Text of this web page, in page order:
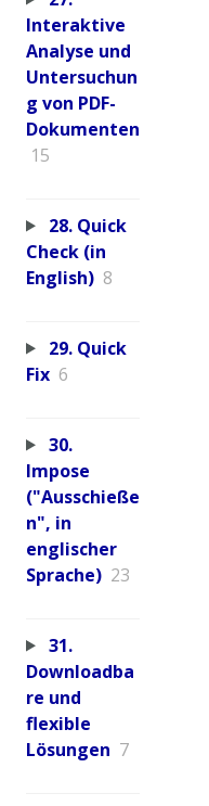
Interaktive
Analyse und
Untersuchun
g von PDF-
Dokumenten
15
28. Quick
Check (in
English) 8
29. Quick
Fix 6
30.
Impose
("Ausschieße
n", in
englischer
Sprache) 23
31.
Downloadba
re und
flexible
Lösungen 7